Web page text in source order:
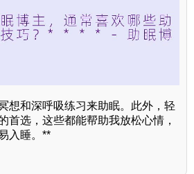
想和深呼吸练习来助眠。此外，轻
首选，这些都能帮助我放松心情，
入睡。**